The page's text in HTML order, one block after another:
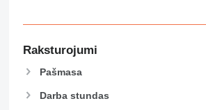
Raksturojumi
Pašmasa
Darba stundas